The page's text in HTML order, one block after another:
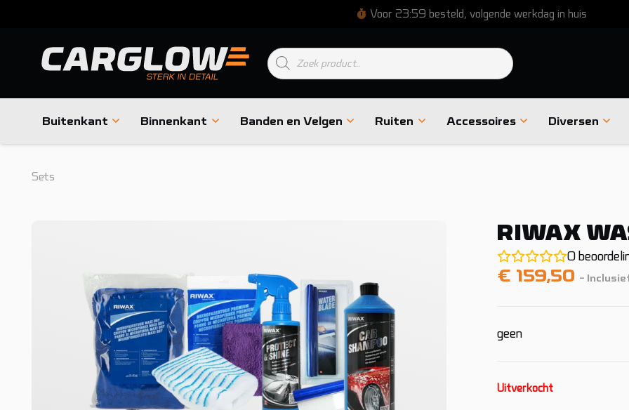
Voor 23:59 besteld, volgende werkdag in huis
Producten
zoeken
Buitenkant Binnenkant Banden en Velgen Ruiten Accessoires Diversen
Sets
RIWAX
0
€ 159,50 -
geen
Uitverkocht